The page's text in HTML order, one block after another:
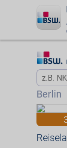
Startseite
Login
Berlin